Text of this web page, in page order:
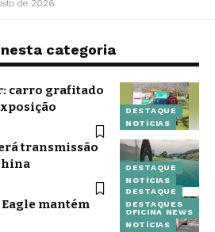
de 2026
categoria
DESTAQUE
NOTÍCIAS
carro grafitado
DESTAQUE
NOTÍCIAS
transmissão
DESTAQUE
DESTAQUES
OFICINA NEWS
NOTÍCIAS
mantém